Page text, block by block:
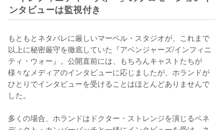
ンタビューは監視付き
もともとネタバレに厳しいマーベル・スタジオが、これまで
以上に秘密厳守を徹底していた『アベンジャーズ/インフィニ
ティ・ウォー』。公開直前には、もちろんキャストたちが
様々なメディアのインタビューに応じましたが、ホランドが
ひとりでインタビューを受けることはほとんどありませんで
した。
多くの場合、ホランドはドクター・ストレンジを演じるベネ